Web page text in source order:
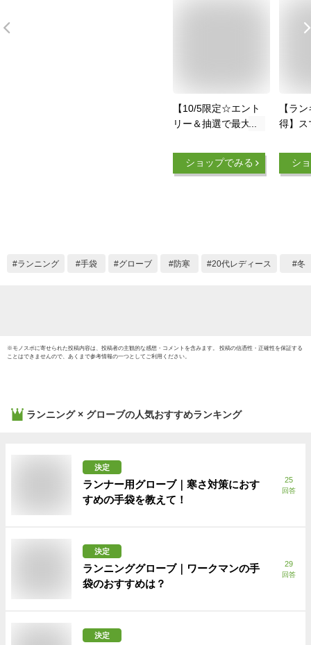
【10/5限定☆エント
リー＆抽選で最大
キ（NIKE）（メン
ズ、レディース）手
ショップでみる
【ラ
得】ス
グ ス
トド
シ
ランニング 手袋 グローブ 防寒 20代レディース 冬
※モノスポに寄せられた投稿内容は、投稿者の主観的な感想・コメントを含みます。 投稿の信憑性・正確性を保証する
ことはできませんので、あくまで参考情報の一つとしてご利用ください。
ランニング × グローブの人気おすすめランキング
決定
ランナー用グローブ｜寒さ対策におす
すめの手袋を教えて！
25
回答
決定
ランニンググローブ｜ワークマンの手
袋のおすすめは？
29
回答
決定